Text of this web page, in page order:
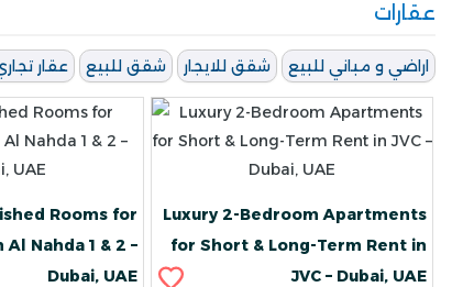
عقارات
اراضي و مباني للبيع شقق للايجار شقق للبيع عقار
Rooms for
Nahda 1 & 2 –
Dubai, UAE
Luxury 2-Bedroom Apartments
for Short & Long-Term Rent in
JVC – Dubai, UAE